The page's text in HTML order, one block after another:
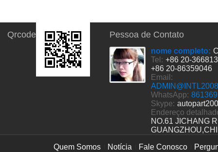
Qrcode Pessoa de Contato
nome completo:
Tel: +86 20-
+86 20-86359046
Email:
WhatsApp:
Skype:
Endereço
NO.61 JICHANG
Quem Somos Notícia Fale Conosco